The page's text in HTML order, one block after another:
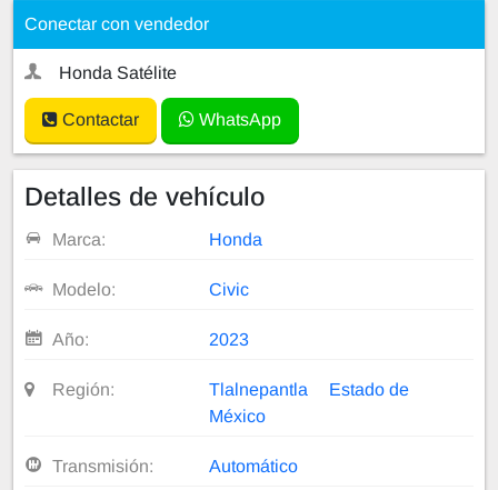
Conectar con vendedor
Honda Satélite
Contactar WhatsApp
Detalles de vehículo
Marca: Honda
Modelo: Civic
Año: 2023
Región: Tlalnepantla
Estado de
México
Transmisión: Automático